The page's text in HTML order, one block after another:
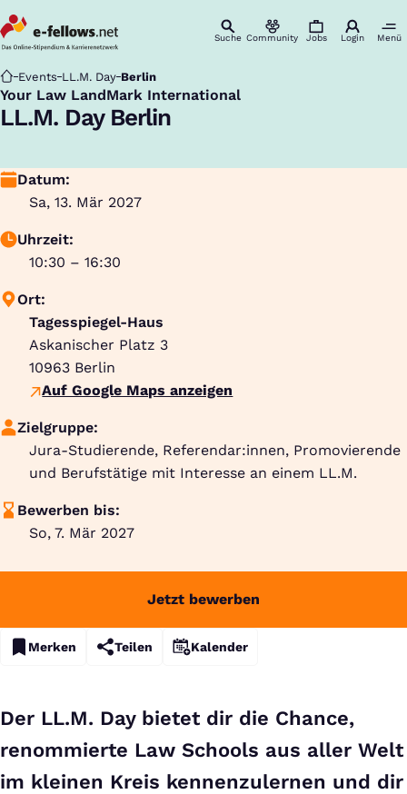
Suche Community Jobs Login Menü
Startseite
Events LL.M. Day Berlin
Your Law LandMark International
:
LL.M. Day Berlin
Datum:
Sa, 13. Mär 2027
Uhrzeit:
10:30 – 16:30
Ort:
Tagesspiegel-Haus
Askanischer Platz 3
10963 Berlin
Auf Google Maps anzeigen
Zielgruppe:
Jura-Studierende, Referendar:innen, Promovierende
und Berufstätige mit Interesse an einem LL.M.
Bewerben bis:
So, 7. Mär 2027
Jetzt bewerben
Merken Teilen Kalender
Der LL.M. Day bietet dir die Chance,
renommierte Law Schools aus aller Welt
im kleinen Kreis kennenzulernen und dir